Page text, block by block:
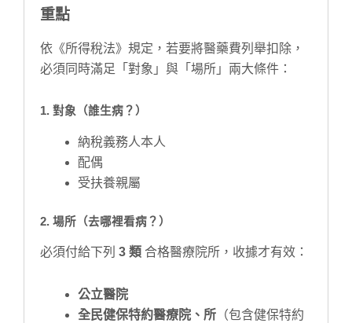
重點
依《所得稅法》規定，若要將醫藥費列舉扣除，
必須同時滿足「對象」與「場所」兩大條件：
1. 對象（誰生病？）
納稅義務人本人
配偶
受扶養親屬
2. 場所（去哪裡看病？）
必須付給下列 3 類 合格醫療院所，收據才有效：
公立醫院
全民健保特約醫療院、所 （包含健保特約